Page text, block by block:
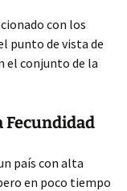
con los
punto de vista de
el conjunto de la
Fecundidad
país con alta
en poco tiempo